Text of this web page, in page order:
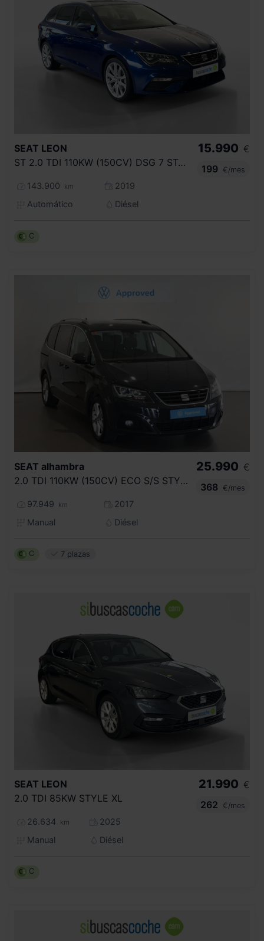
SEAT LEON
ST 2.0 TDI 110KW (150CV) DSG 7 ST&SP FR
143.900 km
2019
Automático
Diésel
15.990 €
199
€/mes
C
SEAT alhambra
2.0 TDI 110KW (150CV) ECO S/S STYLE
97.949 km
2017
Manual
Diésel
25.990 €
368
€/mes
C 7 plazas
SEAT LEON
2.0 TDI 85KW STYLE XL
26.634 km
2025
Manual
Diésel
21.990 €
262
€/mes
C